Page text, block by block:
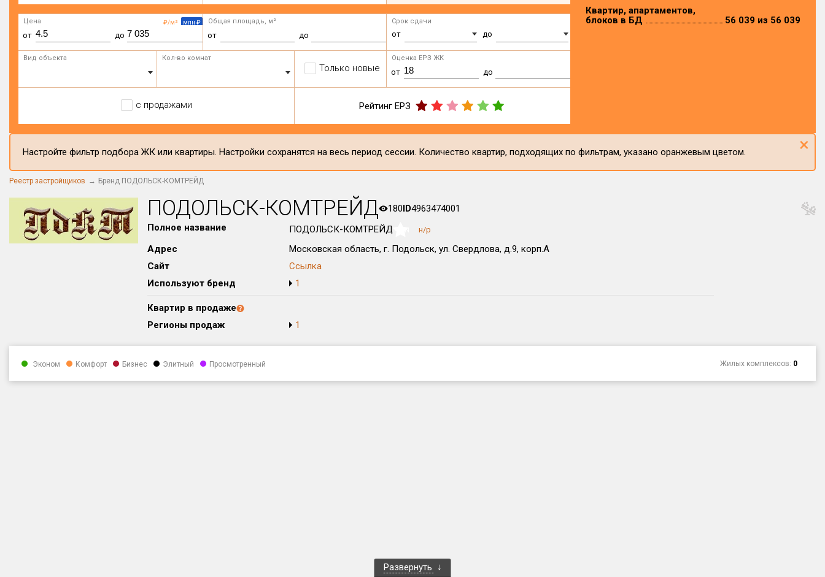
₽/м² млн ₽
Цена
от до
Общая площадь, м²
от до
Срок сдачи
от до
Вид объекта Кол-во комнат
Только новые
Оценка ЕРЗ ЖК
от до
с продажами Рейтинг ЕРЗ
Квартир, апартаментов,
блоков в БД
56 039 из 56 039
Настройте фильтр подбора ЖК или квартиры. Настройки сохранятся на весь период сессии. Количество квартир, подходящих по фильтрам, указано оранжевым цветом. ×
Реестр застройщиков Бренд ПОДОЛЬСК-КОМТРЕЙД
ПОДОЛЬСК-КОМТРЕЙД 180ID4963474001
Полное название
ПОДОЛЬСК-КОМТРЕЙД н/р
Адрес
Московская область, г. Подольск, ул. Свердлова, д.9, корп.А
Сайт
Ссылка
Используют бренд
1
Квартир в продаже
Регионы продаж
1
Эконом Комфорт Бизнес Элитный Просмотренный Жилых комплексов: 0
Развернуть